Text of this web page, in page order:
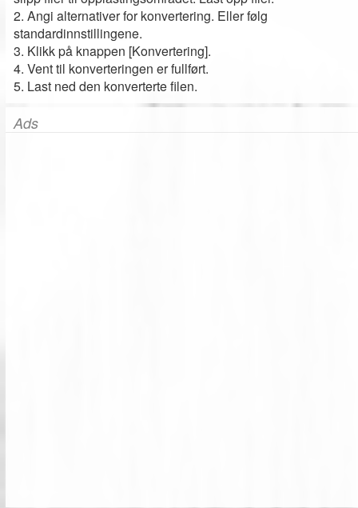
2. Angi alternativer for konvertering. Eller følg
standardinnstillingene.
3. Klikk på knappen [Konvertering].
4. Vent til konverteringen er fullført.
5. Last ned den konverterte filen.
Ads